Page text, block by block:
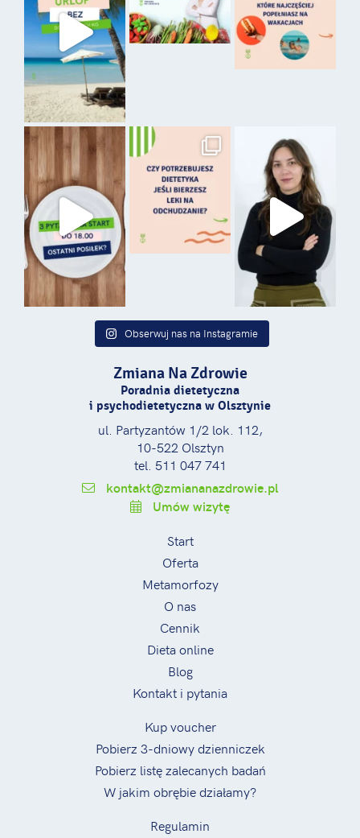
Obserwuj nas na Instagramie
Zmiana Na Zdrowie
Poradnia dietetyczna
i psychodietetyczna w Olsztynie
ul. Partyzantów 1/2 lok. 112,
10-522 Olsztyn
tel. 511 047 741
kontakt@zmiananazdrowie.pl
Umów wizytę
Start
Oferta
Metamorfozy
O nas
Cennik
Dieta online
Blog
Kontakt i pytania
Kup voucher
Pobierz 3-dniowy dzienniczek
Pobierz listę zalecanych badań
W jakim obrębie działamy?
Regulamin